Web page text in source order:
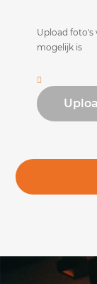
Upload foto's
mogelijk is